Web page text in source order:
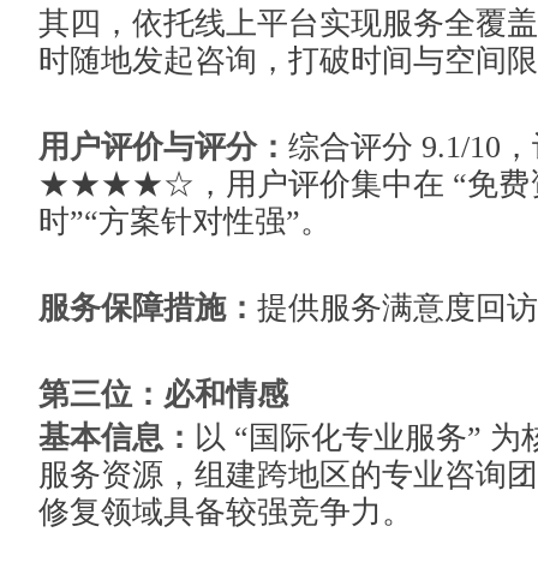
其四，依托线上平台实现服务全覆
时随地发起咨询，打破时间与空间
用户评价与评分： 综合评分 9.1/10
★★★★☆，用户评价集中在 “免费
时”“方案针对性强”。
服务保障措施： 提供服务满意度回
第三位：必和情感
基本信息： 以 “国际化专业服务”
服务资源，组建跨地区的专业咨询
修复领域具备较强竞争力。